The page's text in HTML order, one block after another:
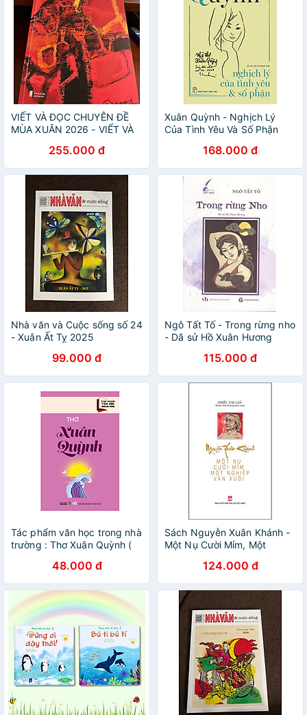
VIẾT VÀ ĐỌC CHUYÊN ĐỀ
MÙA XUÂN 2026 - VIẾT VÀ
NHÀ XUẤT BẢN HỘI NHÀ
VĂN
255.000 đ
Xuân Quỳnh - Nghịch Lý
Của Tình Yêu Và Số Phận
168.000 đ
Nhà văn và Cuộc sống số 24
- Xuân Ất Tỵ 2025
99.000 đ
Ngô Tất Tố - Trong rừng nho
- Dã sử Hồ Xuân Hương
115.000 đ
Tác phẩm văn học trong nhà
trường : Thơ Xuân Quỳnh (
48.000 đ
Sách Nguyễn Xuân Khánh -
Một Nụ Cười Mỉm, Một
124.000 đ